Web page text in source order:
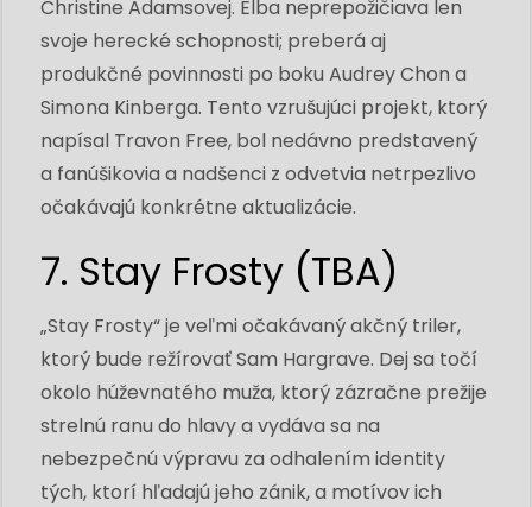
Christine Adamsovej. Elba neprepožičiava len
svoje herecké schopnosti; preberá aj
produkčné povinnosti po boku Audrey Chon a
Simona Kinberga. Tento vzrušujúci projekt, ktorý
napísal Travon Free, bol nedávno predstavený
a fanúšikovia a nadšenci z odvetvia netrpezlivo
očakávajú konkrétne aktualizácie.
7. Stay Frosty (TBA)
„Stay Frosty“ je veľmi očakávaný akčný triler,
ktorý bude režírovať Sam Hargrave. Dej sa točí
okolo húževnatého muža, ktorý zázračne prežije
strelnú ranu do hlavy a vydáva sa na
nebezpečnú výpravu za odhalením identity
tých, ktorí hľadajú jeho zánik, a motívov ich